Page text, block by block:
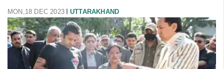
MON,18 DEC 2023 UTTARAKHAND